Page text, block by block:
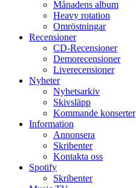
Månadens album
Heavy rotation
Omröstningar
Recensioner
CD-Recensioner
Demorecensioner
Liverecensioner
Nyheter
Nyhetsarkiv
Skivsläpp
Kommande konserter
Information
Annonsera
Skribenter
Kontakta oss
Spotify
Skribenter